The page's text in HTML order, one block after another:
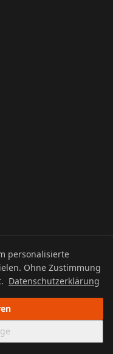
TV
Policy
personalisierte
Ohne Zustimmung
Datenschutzerklärung